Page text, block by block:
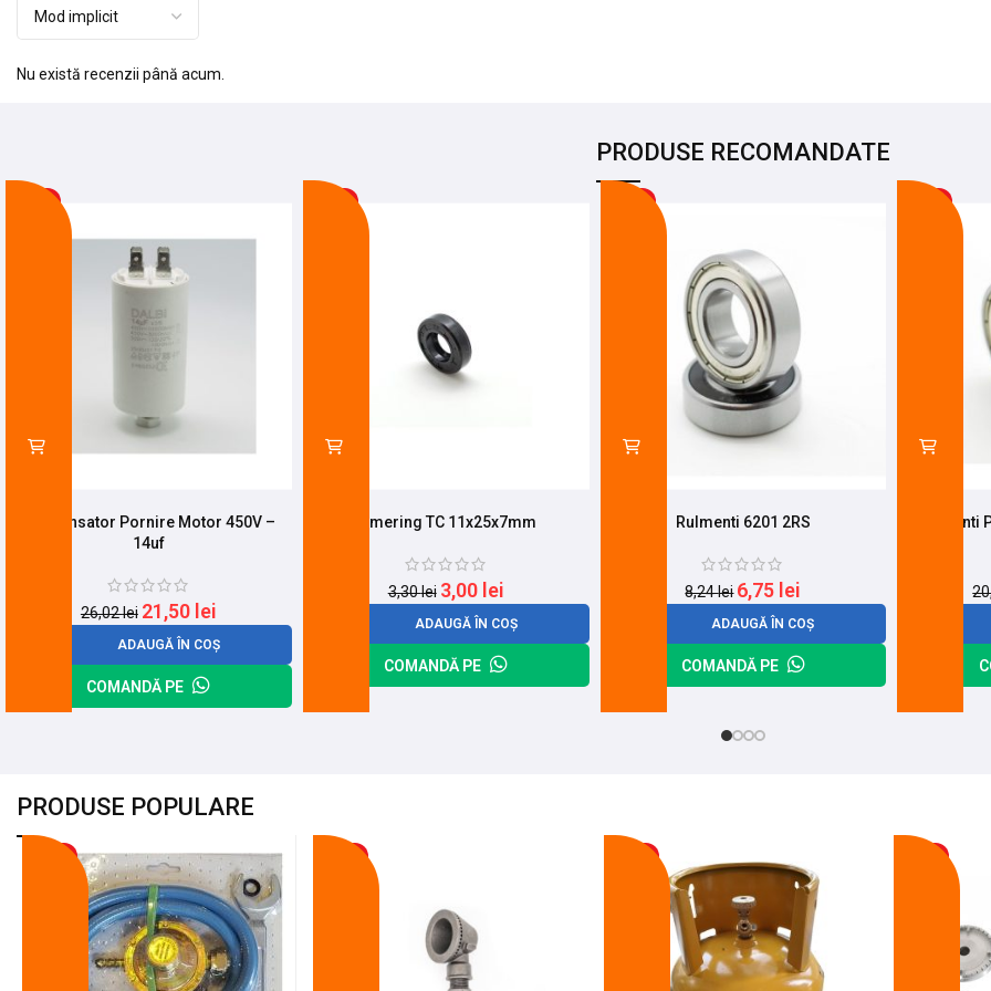
Nu există recenzii până acum.
PRODUSE RECOMANDATE
Condensator Pornire Motor 450V –
14uf
26,02lei 21,50 lei
ADAUGĂ ÎN COȘ
COMANDĂ PE
Simering TC 11x25x7mm
3,30lei 3,00 lei
ADAUGĂ ÎN COȘ
COMANDĂ PE
Rulmenti 6201 2RS
8,24lei 6,75 lei
ADAUGĂ ÎN COȘ
COMANDĂ PE
Rulmenti
PRODUSE POPULARE